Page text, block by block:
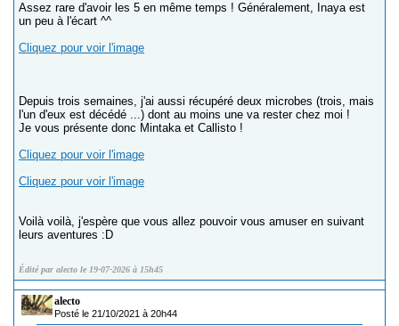
Assez rare d'avoir les 5 en même temps ! Généralement, Inaya est
un peu à l'écart ^^
Cliquez pour voir l'image
Depuis trois semaines, j'ai aussi récupéré deux microbes (trois, mais
l'un d'eux est décédé ...) dont au moins une va rester chez moi !
Je vous présente donc Mintaka et Callisto !
Cliquez pour voir l'image
Cliquez pour voir l'image
Voilà voilà, j'espère que vous allez pouvoir vous amuser en suivant
leurs aventures :D
Édité par alecto le 19-07-2026 à 15h45
alecto
Posté le 21/10/2021 à 20h44